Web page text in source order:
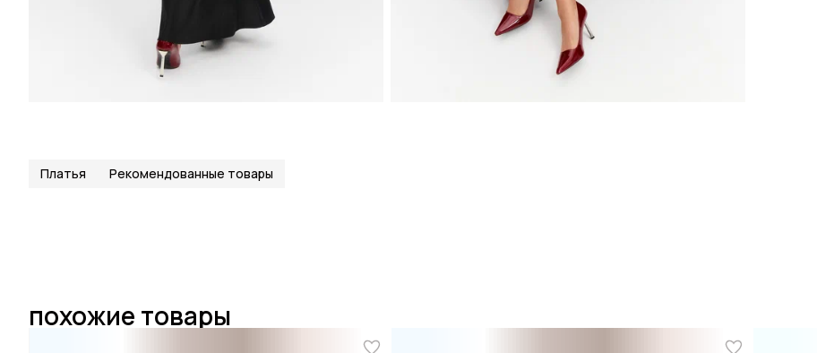
Платья Рекомендованные товары
похожие товары